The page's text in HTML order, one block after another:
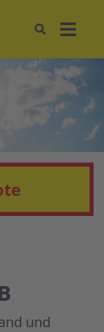
und